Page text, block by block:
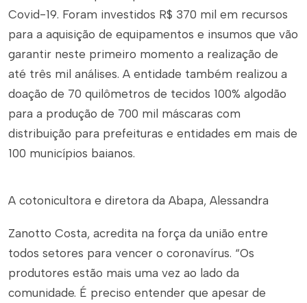
Covid-19. Foram investidos R$ 370 mil em recursos
para a aquisição de equipamentos e insumos que vão
garantir neste primeiro momento a realização de
até três mil análises. A entidade também realizou a
doação de 70 quilômetros de tecidos 100% algodão
para a produção de 700 mil máscaras com
distribuição para prefeituras e entidades em mais de
100 municípios baianos.
A cotonicultora e diretora da Abapa, Alessandra
Zanotto Costa, acredita na força da união entre
todos setores para vencer o coronavírus. “Os
produtores estão mais uma vez ao lado da
comunidade. É preciso entender que apesar de